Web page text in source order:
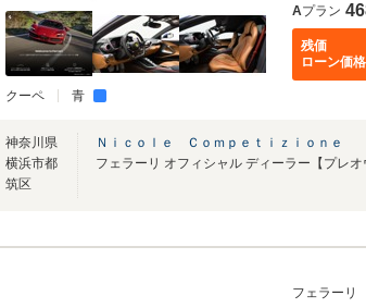
クーペ 青
Aプラン
残価
ローン価格
神奈川県
横浜市都
筑区
Ｎｉｃｏｌｅ Ｃｏｍｐｅｔｉｚｉｏｎｅ
フェラーリ